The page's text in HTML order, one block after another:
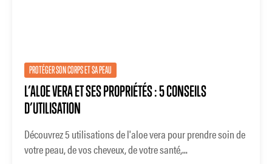
PROTÉGER SON CORPS ET SA PEAU
L’ALOE VERA ET SES PROPRIÉTÉS : 5 CONSEILS
D’UTILISATION
Découvrez 5 utilisations de l'aloe vera pour prendre soin de
votre peau, de vos cheveux, de votre santé,...